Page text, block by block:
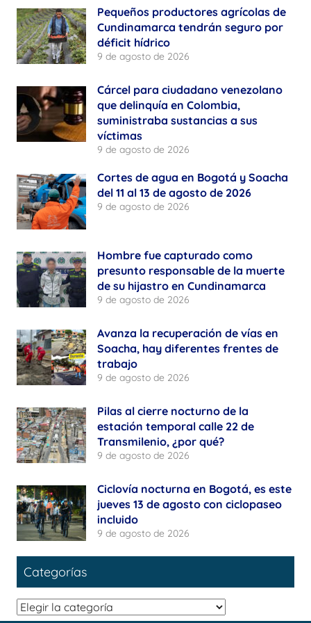
Pequeños productores agrícolas de
Cundinamarca tendrán seguro por
déficit hídrico
9 de agosto de 2026
Cárcel para ciudadano venezolano
que delinquía en Colombia,
suministraba sustancias a sus
víctimas
9 de agosto de 2026
Cortes de agua en Bogotá y Soacha
del 11 al 13 de agosto de 2026
9 de agosto de 2026
Hombre fue capturado como
presunto responsable de la muerte
de su hijastro en Cundinamarca
9 de agosto de 2026
Avanza la recuperación de vías en
Soacha, hay diferentes frentes de
trabajo
9 de agosto de 2026
Pilas al cierre nocturno de la
estación temporal calle 22 de
Transmilenio, ¿por qué?
9 de agosto de 2026
Ciclovía nocturna en Bogotá, es este
jueves 13 de agosto con ciclopaseo
incluido
9 de agosto de 2026
Categorías
Categorías